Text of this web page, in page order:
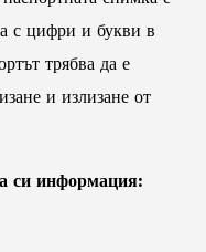
с цифри и букви в
трябва да е
и излизане от
си информация: